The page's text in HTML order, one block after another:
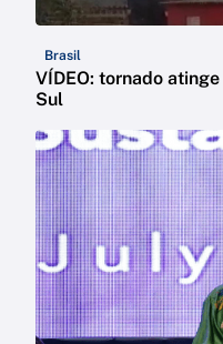
Brasil
VÍDEO: tornado
Sul